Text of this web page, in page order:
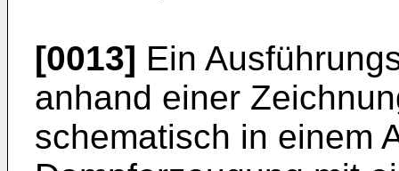
[0013] Ein
anhand einer
schematisch in einem